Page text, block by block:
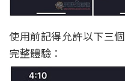
使用前記得允許以下三
完整體驗：